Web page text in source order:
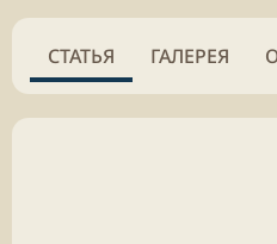
СТАТЬЯ ГАЛЕРЕЯ